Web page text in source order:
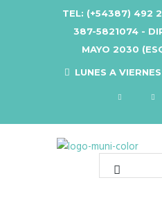
TEL: (+54387) 492
387-5821074 -
MAYO 2030
LUNES A